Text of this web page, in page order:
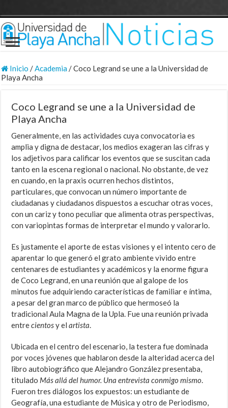
Inicio /Academia/Coco Legrand se une a la Universidad de
Playa Ancha
Coco Legrand se une a la Universidad de
Playa Ancha
Generalmente, en las actividades cuya convocatoria es
amplia y digna de destacar, los medios exageran las cifras y
los adjetivos para calificar los eventos que se suscitan cada
tanto en la escena regional o nacional. No obstante, de vez
en cuando, en la praxis ocurren hechos distintos,
particulares, que convocan un número importante de
ciudadanas y ciudadanos dispuestos a escuchar otras voces,
con un cariz y tono peculiar que alimenta otras perspectivas,
con variopintas formas de interpretar el mundo y valorarlo.
Es justamente el aporte de estas visiones y el intento cero de
aparentar lo que generó el grato ambiente vivido entre
centenares de estudiantes y académicos y la enorme figura
de Coco Legrand, en una reunión que al galope de los
minutos fue adquiriendo características de familiar e íntima,
a pesar del gran marco de público que hermoseó la
tradicional Aula Magna de la Upla. Fue una reunión privada
entrecientosy elartista.
Ubicada en el centro del escenario, la testera fue dominada
por voces jóvenes que hablaron desde la alteridad acerca del
libro autobiográfico que Alejandro González presentaba,
titulado Más allá del humor. Una entrevista conmigo mismo.
Fueron tres diálogos los expuestos: un estudiante de
Geografía, una estudiante de Música y otro de Periodismo,